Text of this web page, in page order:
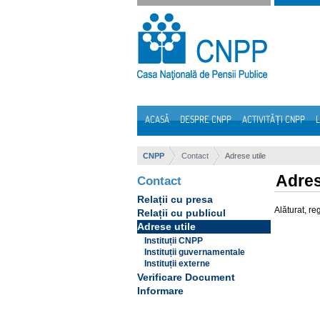
Sari la continut
ACASĂ DESPRE CNPP ACTIVITĂȚI CNPP
CNPP Contact Adrese utile
Contact
Relații cu presa
Relații cu publicul
Adrese utile
Instituții CNPP
Instituții guvernamentale
Instituții externe
Verificare Document
Informare
Alăturat,